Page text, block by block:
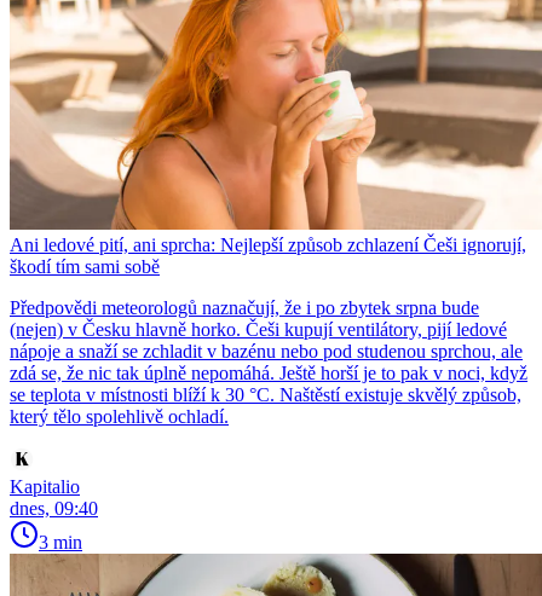
Ani ledové pití, ani sprcha: Nejlepší způsob zchlazení Češi ignorují,
škodí tím sami sobě
Předpovědi meteorologů naznačují, že i po zbytek srpna bude
(nejen) v Česku hlavně horko. Češi kupují ventilátory, pijí ledové
nápoje a snaží se zchladit v bazénu nebo pod studenou sprchou, ale
zdá se, že nic tak úplně nepomáhá. Ještě horší je to pak v noci, když
se teplota v místnosti blíží k 30 °C. Naštěstí existuje skvělý způsob,
který tělo spolehlivě ochladí.
Kapitalio
dnes, 09:40
3 min